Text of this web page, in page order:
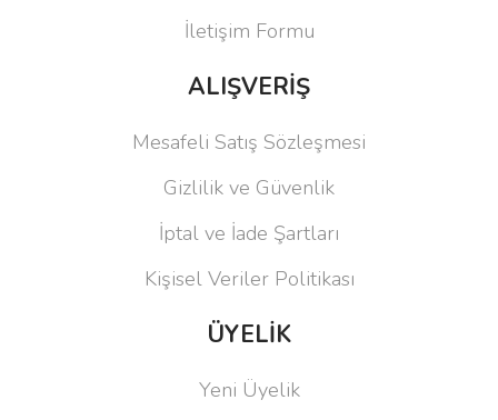
İletişim Formu
ALIŞVERİŞ
Mesafeli Satış Sözleşmesi
Gizlilik ve Güvenlik
İptal ve İade Şartları
Kişisel Veriler Politikası
ÜYELİK
Yeni Üyelik